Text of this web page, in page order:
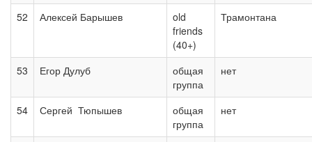
52 Алексей Барышев
old
friends
(40+)
Трамонтана
53 Егор Дулуб
общая
группа
нет
54 Сергей Тюпышев
общая
группа
нет